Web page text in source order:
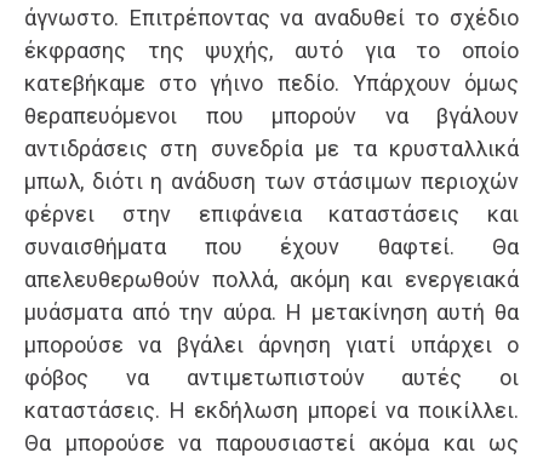
άγνωστο. Επιτρέποντας να αναδυθεί το σχέδιο
έκφρασης της ψυχής, αυτό για το οποίο
κατεβήκαμε στο γήινο πεδίο. Υπάρχουν όμως
θεραπευόμενοι που μπορούν να βγάλουν
αντιδράσεις στη συνεδρία με τα κρυσταλλικά
μπωλ, διότι η ανάδυση των στάσιμων περιοχών
φέρνει στην επιφάνεια καταστάσεις και
συναισθήματα που έχουν θαφτεί. Θα
απελευθερωθούν πολλά, ακόμη και ενεργειακά
μυάσματα από την αύρα. Η μετακίνηση αυτή θα
μπορούσε να βγάλει άρνηση γιατί υπάρχει ο
φόβος να αντιμετωπιστούν αυτές οι
καταστάσεις. Η εκδήλωση μπορεί να ποικίλλει.
Θα μπορούσε να παρουσιαστεί ακόμα και ως